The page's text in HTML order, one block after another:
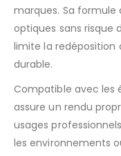
marques. Sa
optiques sans risque
limite la redéposition
durable.
Compatible avec les
assure un rendu
usages
les environnements